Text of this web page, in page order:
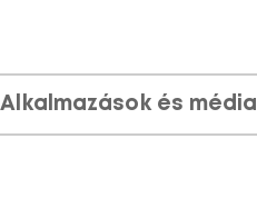
Alkalmazások és média